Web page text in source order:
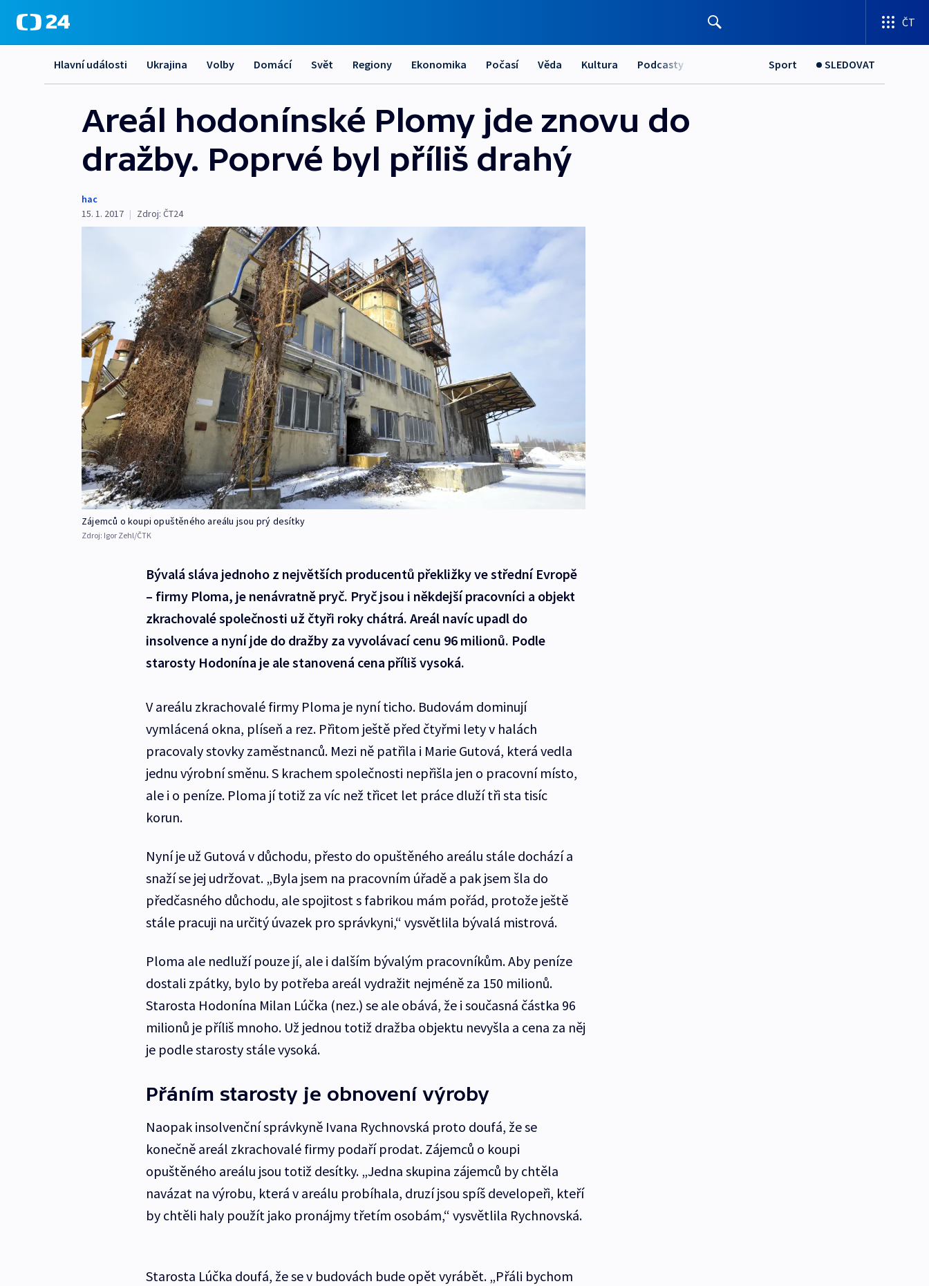
ČT
Hlavní události Ukrajina Volby Domácí Svět Regiony Ekonomika Počasí Věda Kultura Podcasty Sport SLEDOVAT
Areál hodonínské Plomy jde znovu do
dražby. Poprvé byl příliš drahý
hac
15. 1. 2017 | Zdroj: ČT24
Zájemců o koupi opuštěného areálu jsou prý desítky
Zdroj: Igor Zehl/ČTK
Bývalá sláva jednoho z největších producentů překližky ve střední Evropě
– firmy Ploma, je nenávratně pryč. Pryč jsou i někdejší pracovníci a objekt
zkrachovalé společnosti už čtyři roky chátrá. Areál navíc upadl do
insolvence a nyní jde do dražby za vyvolávací cenu 96 milionů. Podle
starosty Hodonína je ale stanovená cena příliš vysoká.
V areálu zkrachovalé firmy Ploma je nyní ticho. Budovám dominují
vymlácená okna, plíseň a rez. Přitom ještě před čtyřmi lety v halách
pracovaly stovky zaměstnanců. Mezi ně patřila i Marie Gutová, která vedla
jednu výrobní směnu. S krachem společnosti nepřišla jen o pracovní místo,
ale i o peníze. Ploma jí totiž za víc než třicet let práce dluží tři sta tisíc
korun.
Nyní je už Gutová v důchodu, přesto do opuštěného areálu stále dochází a
snaží se jej udržovat. „Byla jsem na pracovním úřadě a pak jsem šla do
předčasného důchodu, ale spojitost s fabrikou mám pořád, protože ještě
stále pracuji na určitý úvazek pro správkyni,“ vysvětlila bývalá mistrová.
Ploma ale nedluží pouze jí, ale i dalším bývalým pracovníkům. Aby peníze
dostali zpátky, bylo by potřeba areál vydražit nejméně za 150 milionů.
Starosta Hodonína Milan Lúčka (nez.) se ale obává, že i současná částka 96
milionů je příliš mnoho. Už jednou totiž dražba objektu nevyšla a cena za něj
je podle starosty stále vysoká.
Přáním starosty je obnovení výroby
Naopak insolvenční správkyně Ivana Rychnovská proto doufá, že se
konečně areál zkrachovalé firmy podaří prodat. Zájemců o koupi
opuštěného areálu jsou totiž desítky. „Jedna skupina zájemců by chtěla
navázat na výrobu, která v areálu probíhala, druzí jsou spíš developeři, kteří
by chtěli haly použít jako pronájmy třetím osobám,“ vysvětlila Rychnovská.
Starosta Lúčka doufá, že se v budovách bude opět vyrábět. „Přáli bychom